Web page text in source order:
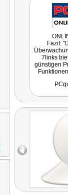
Fazit:
7links
günstigen
kann